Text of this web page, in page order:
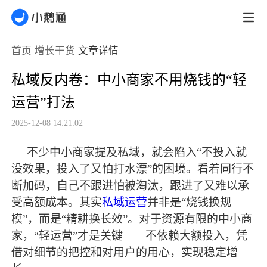
首页 增长干货 文章详情
私域反内卷：中小商家不用烧钱的“轻
运营”打法
2025-12-08 14:21:02
不少中小商家提及私域，就会陷入“不投入就
没效果，投入了又怕打水漂”的困境。看着同行不
断加码，自己不跟进怕被淘汰，跟进了又难以承
受高额成本。其实私域运营并非是“烧钱换规
模”，而是“精耕换长效”。对于资源有限的中小商
家，“轻运营”才是关键——不依赖大额投入，凭
借对细节的把控和对用户的用心，实现稳定增